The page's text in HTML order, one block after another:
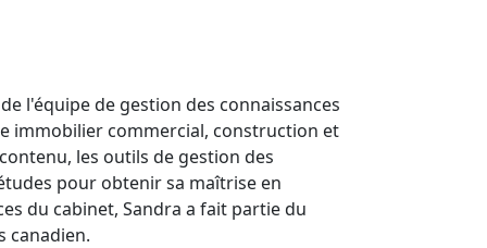
l'équipe de gestion des connaissances
immobilier commercial, construction et
les outils de gestion des
pour obtenir sa maîtrise en
du cabinet, Sandra a fait partie du
canadien.